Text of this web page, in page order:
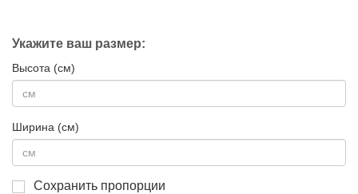
Укажите ваш размер:
Высота (см)
Ширина (см)
Сохранить пропорции